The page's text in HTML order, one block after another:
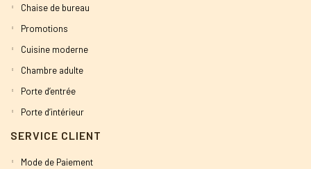
Chaise de bureau
Promotions
Cuisine moderne
Chambre adulte
Porte d’entrée
Porte d’intérieur
SERVICE CLIENT
Mode de Paiement